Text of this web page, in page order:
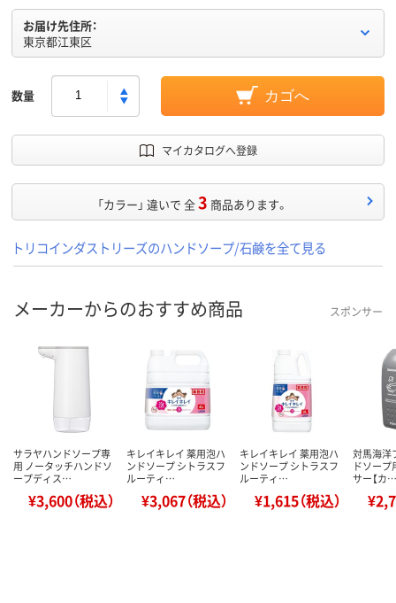
お届け先住所：
東京都江東区
数量 カゴへ
マイカタログへ登録
「カラー」 違いで 全3 商品あります。
トリコインダストリーズのハンドソープ/石鹸を全て見る
メーカーからのおすすめ商品 スポンサー
サラヤハンドソープ専
用 ノータッチハンドソ
ープディス…
¥3,600（税込）
キレイキレイ 薬用泡ハ
ンドソープ シトラスフ
ルーティ…
¥3,067（税込）
キレイキレイ 薬用泡ハ
ンドソープ シトラスフ
ルーティ…
¥1,615（税込）
対馬海洋
ドソープ
サー【カ…